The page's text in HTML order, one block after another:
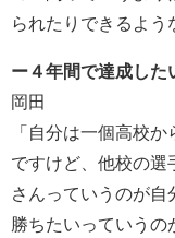
られたりできるよう
ー４年間で達成した
岡田
「自分は一個高校
ですけど、他校の選
さんっていうのが自
勝ちたいっていうの